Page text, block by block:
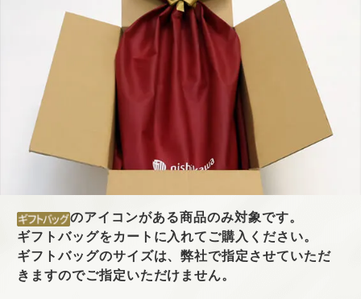
のアイコンがある商品のみ対象です。
ギフトバッグをカートに入れてご購入ください。
ギフトバッグのサイズは、弊社で指定させていただ
きますのでご指定いただけません。